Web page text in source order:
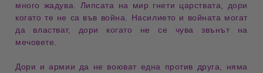
много жадува. Липсата на мир гнети царствата , дори
когато те не са във война. Насилието и войната могат
да властват, дори когато не се чувазвънът на
мечовете
Дори и армии да не воюват една против друга, няма